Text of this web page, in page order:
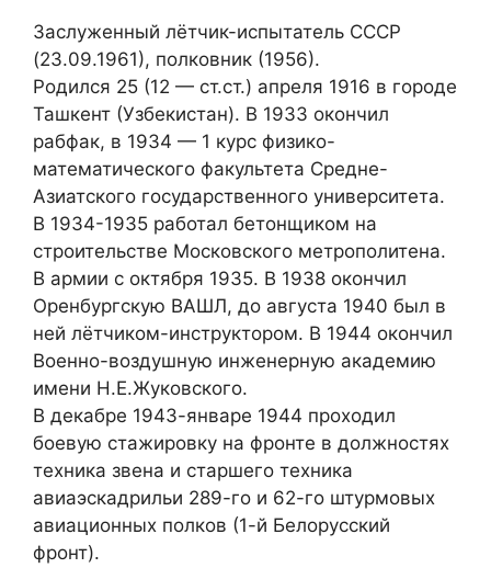
Заслуженный лётчик-испытатель СССР
(23.09.1961), полковник (1956).
Родился 25 (12 — ст.ст.) апреля 1916 в городе
Ташкент (Узбекистан). В 1933 окончил
рабфак, в 1934 — 1 курс физико-
математического факультета Средне-
Азиатского государственного университета.
В 1934-1935 работал бетонщиком на
строительстве Московского метрополитена.
В армии с октября 1935. В 1938 окончил
Оренбургскую ВАШЛ, до августа 1940 был в
ней лётчиком-инструктором. В 1944 окончил
Военно-воздушную инженерную академию
имени Н.Е.Жуковского.
В декабре 1943-январе 1944 проходил
боевую стажировку на фронте в должностях
техника звена и старшего техника
авиаэскадрильи 289-го и 62-го штурмовых
авиационных полков (1-й Белорусский
фронт).